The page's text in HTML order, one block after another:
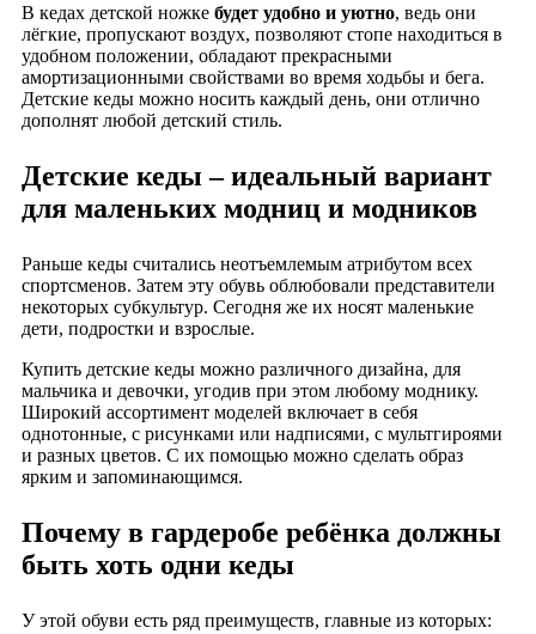
В кедах детской ножке будет удобно и уютно, ведь они
лёгкие, пропускают воздух, позволяют стопе находиться в
удобном положении, обладают прекрасными
амортизационными свойствами во время ходьбы и бега.
Детские кеды можно носить каждый день, они отлично
дополнят любой детский стиль.
Детские кеды – идеальный вариант
для маленьких модниц и модников
Раньше кеды считались неотъемлемым атрибутом всех
спортсменов. Затем эту обувь облюбовали представители
некоторых субкультур. Сегодня же их носят маленькие
дети, подростки и взрослые.
Купить детские кеды можно различного дизайна, для
мальчика и девочки, угодив при этом любому моднику.
Широкий ассортимент моделей включает в себя
однотонные, с рисунками или надписями, с мультгироями
и разных цветов. С их помощью можно сделать образ
ярким и запоминающимся.
Почему в гардеробе ребёнка должны
быть хоть одни кеды
У этой обуви есть ряд преимуществ, главные из которых: